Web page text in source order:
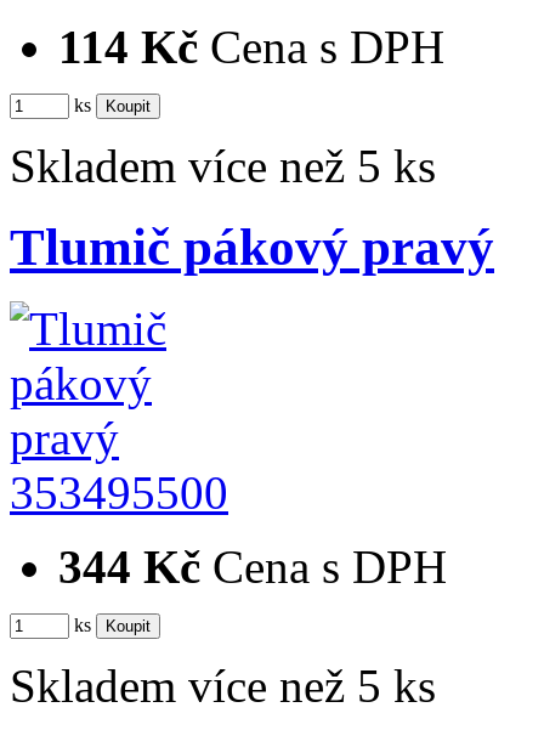
114 Kč Cena s DPH
ks
Skladem více než 5 ks
Tlumič pákový pravý
353495500
344 Kč Cena s DPH
ks
Skladem více než 5 ks